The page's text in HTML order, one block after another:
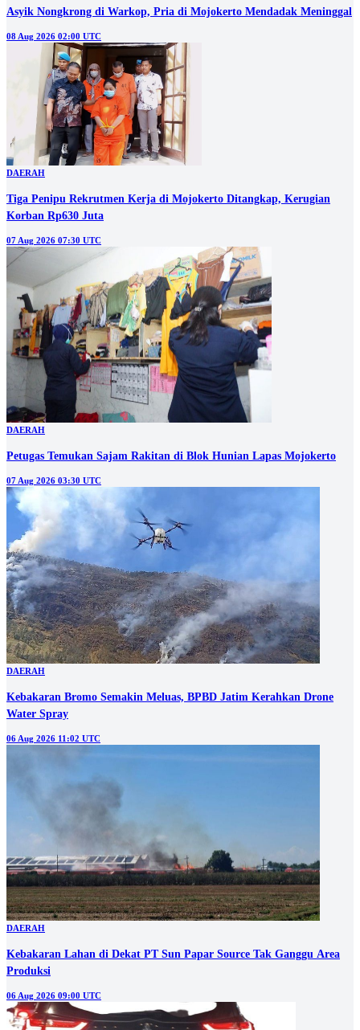
Asyik Nongkrong di Warkop, Pria di Mojokerto Mendadak Meninggal
08 Aug 2026 02:00 UTC
DAERAH
Tiga Penipu Rekrutmen Kerja di Mojokerto Ditangkap, Kerugian
Korban Rp630 Juta
07 Aug 2026 07:30 UTC
DAERAH
Petugas Temukan Sajam Rakitan di Blok Hunian Lapas Mojokerto
07 Aug 2026 03:30 UTC
DAERAH
Kebakaran Bromo Semakin Meluas, BPBD Jatim Kerahkan Drone
Water Spray
06 Aug 2026 11:02 UTC
DAERAH
Kebakaran Lahan di Dekat PT Sun Papar Source Tak Ganggu Area
Produksi
06 Aug 2026 09:00 UTC